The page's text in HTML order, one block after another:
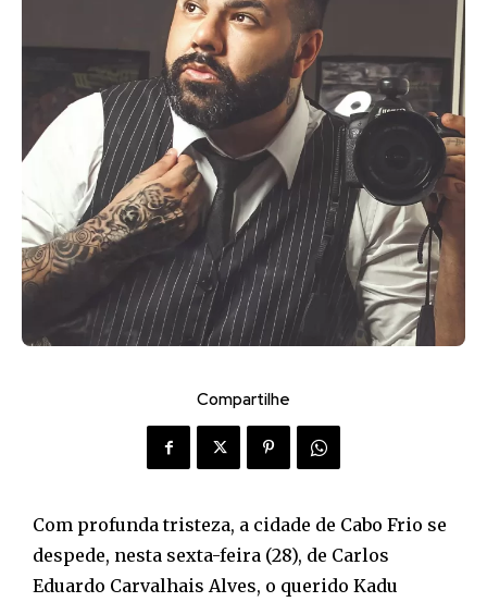
Compartilhe
Com profunda tristeza, a cidade de Cabo Frio se
despede, nesta sexta-feira (28), de Carlos
Eduardo Carvalhais Alves, o querido Kadu